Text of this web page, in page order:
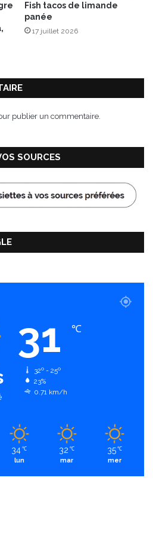
Fish tacos de limande
panée
17 juillet 2026
publier un commentaire.
SOURCES
31 ℃
32º - 25º
23%
0.71 km/h
34 ℃
lun
32 ℃
mar
35 ℃
mer